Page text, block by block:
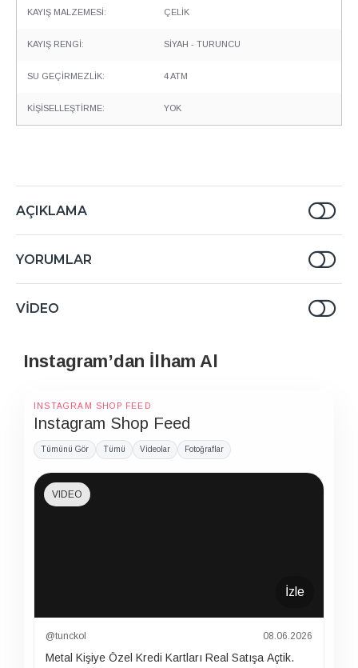
KAYIŞ MALZEMESİ: ÇELİK
KAYIŞ RENGİ: SİYAH - TURUNCU
SU GEÇİRMEZLİK: 4 ATM
KİŞİSELLEŞTİRME: YOK
AÇIKLAMA
YORUMLAR
VIDEO
Instagram’dan İlham Al
INSTAGRAM SHOP FEED
Instagram Shop Feed
Tümünü Gör Tümü Videolar Fotoğraflar
İzle
VIDEO
@tunckol 08.06.2026
Metal Kişiye Özel Kredi Kartları Real Satışa Açtik.